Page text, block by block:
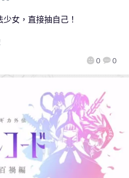
0 0
女，直接抽自己！